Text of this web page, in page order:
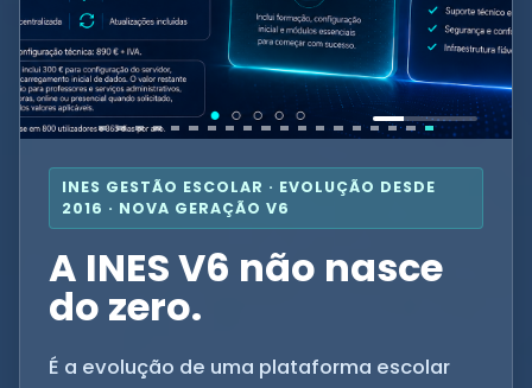
INES GESTÃO ESCOLAR · EVOLUÇÃO DESDE
2016 · NOVA GERAÇÃO V6
A INES V6 não nasce
do zero.
É a evolução de uma plataforma escolar